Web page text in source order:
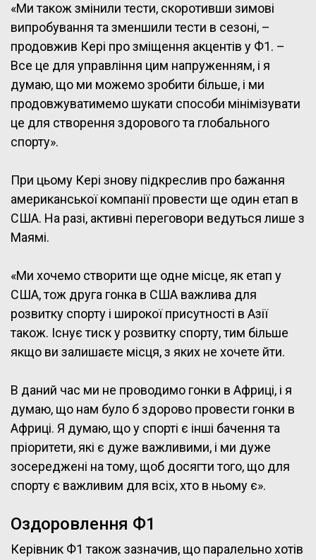
«Ми також змінили тести, скоротивши зимові
випробування та зменшили тести в сезоні, –
продовжив Кері про зміщення акцентів у Ф1. –
Все це для управління цим напруженням, і я
думаю, що ми можемо зробити більше, і ми
продовжуватимемо шукати способи мінімізувати
це для створення здорового та глобального
спорту».
При цьому Кері знову підкреслив про бажання
американської компанії провести ще один етап в
США. На разі, активні переговори ведуться лише з
Маямі.
«Ми хочемо створити ще одне місце, як етап у
США, тож друга гонка в США важлива для
розвитку спорту і широкої присутності в Азії
також. Існує тиск у розвитку спорту, тим більше
якщо ви залишаєте місця, з яких не хочете йти.
В даний час ми не проводимо гонки в Африці, і я
думаю, що нам було б здорово провести гонки в
Африці. Я думаю, що у спорті є інші бачення та
пріоритети, які є дуже важливими, і ми дуже
зосереджені на тому, щоб досягти того, що для
спорту є важливим для всіх, хто в ньому є».
Оздоровлення Ф1
Керівник Ф1 також зазначив, що паралельно хотів